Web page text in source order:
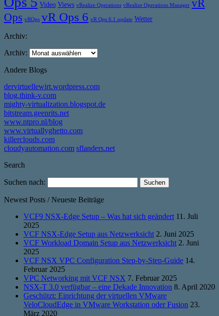
Video Views vRealize Operations vRealize Operations Manager vR
Ops vROps vR Ops 6 vR Ops 6.1 update Wetter
Archiv:
Archiv:
Andere Blogs
dervirtuellewirt.wordpress.com
blog.think-v.com
mighty-virtualization.blogspot.de
bitstream.geenrits.net
www.ntpro.nl/blog
www.virtuallyghetto.com
killerclouds.com
cloudyautomation.com sflanders.net
Search
Suchen nach:
Newest Posts / Neueste Beiträge
VCF9 NSX-Edge Setup – Was hat sich geändert 11. Juli
2025
VCF NSX-Edge Setup aus Netzwerksicht 2. Juni 2025
VCF Workload Domain Setup aus Netzwerksicht 2. Juni
2025
VCF NSX VPC Configuration Step-by-Step-Guide 14.
Februar 2025
VPC Networking mit VCF NSX 7. Februar 2025
NSX-T 3.0 verfügbar – eine Dekade Innovation 8. April 2020
Geschützt: Einrichtung der virtuellen VMware
VeloCloudEdge in VMware Workstation oder Fusion 23.
März 2020